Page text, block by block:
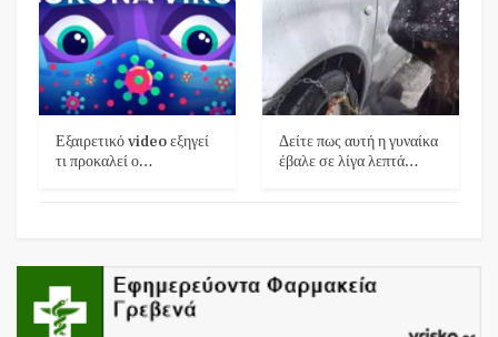
Εξαιρετικό video εξηγεί
τι προκαλεί ο…
Δείτε πως αυτή η γυναίκα
έβαλε σε λίγα λεπτά…